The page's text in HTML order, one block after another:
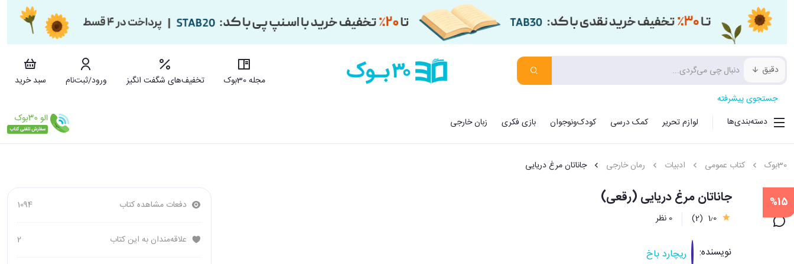
دقیق
مجله 30بوک تخفیف‌های شگفت انگیز ورود/ثبت‌نام
سبد خرید
جستجوی پیشرفته
دسته‌بندی‌ها
لوازم تحریر کمک درسی کودک‌ونوجوان بازی فکری زبان خارجی
30بوک کتاب عمومی ادبیات رمان خارجی جاناتان مرغ دریایی
%15 جاناتان مرغ دریایی (رقعی) دفعات مشاهده کتاب 1094
علاقه‌مندان به این کتاب 2